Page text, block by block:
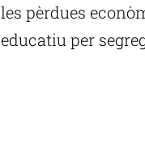
les pèrdues
educatiu per